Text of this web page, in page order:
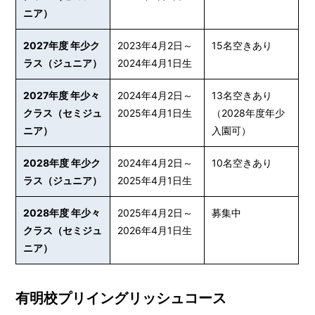
ニア）
2027年度 年少ク
ラス（ジュニア）
2023年4月2日～
2024年4月1日生
15名空きあり
2027年度 年少々
クラス（セミジュ
ニア）
2024年4月2日～
2025年4月1日生
13名空きあり
（2028年度年少
入園可）
2028年度 年少ク
ラス（ジュニア）
2024年4月2日～
2025年4月1日生
10名空きあり
2028年度 年少々
クラス（セミジュ
ニア）
2025年4月2日～
2026年4月1日生
募集中
有明校プリイングリッシュコース